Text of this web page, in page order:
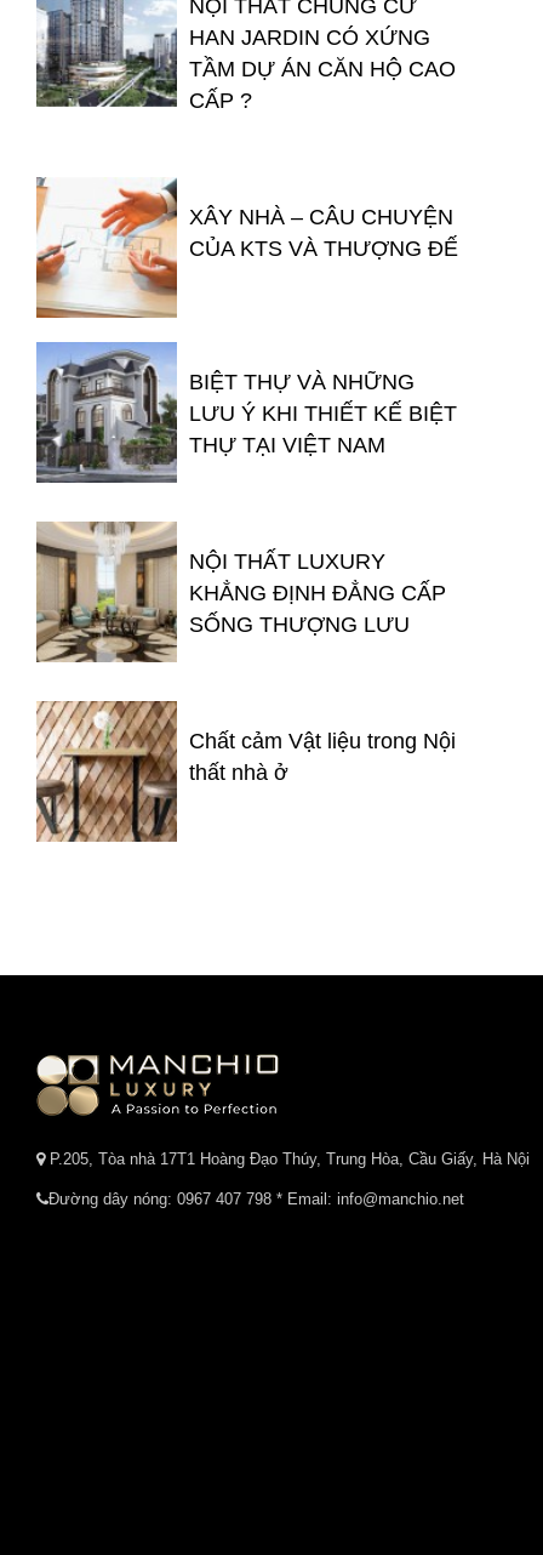
NỘI THẤT CHUNG CƯ
HAN JARDIN CÓ XỨNG
TẦM DỰ ÁN CĂN HỘ CAO
CẤP ?
XÂY NHÀ – CÂU CHUYỆN
CỦA KTS VÀ THƯỢNG ĐẾ
BIỆT THỰ VÀ NHỮNG
LƯU Ý KHI THIẾT KẾ BIỆT
THỰ TẠI VIỆT NAM
NỘI THẤT LUXURY
KHẲNG ĐỊNH ĐẲNG CẤP
SỐNG THƯỢNG LƯU
Chất cảm Vật liệu trong Nội
thất nhà ở
P.205, Tòa nhà 17T1 Hoàng Đạo Thúy, Trung Hòa, Cầu Giấy, Hà Nội
Đường dây nóng: 0967 407 798 * Email: info@manchio.net